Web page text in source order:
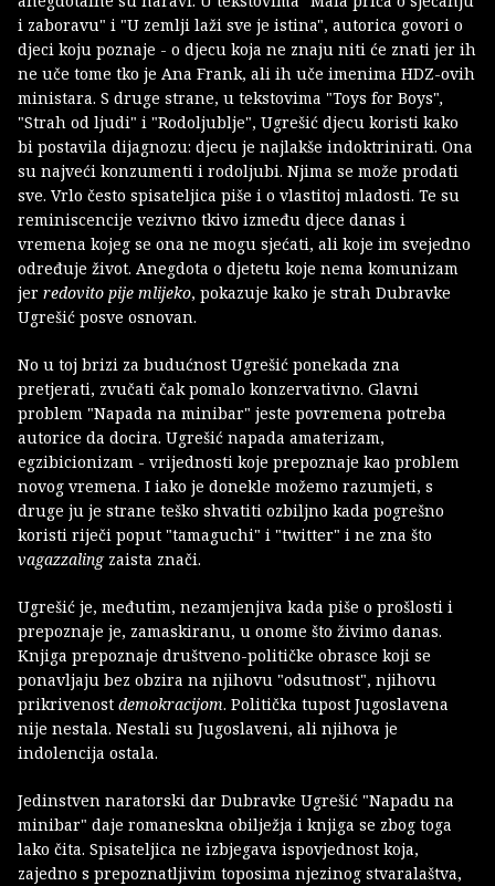
i zaboravu" i "U zemlji laži sve je istina", autorica govori o
djeci koju poznaje - o djecu koja ne znaju niti će znati jer ih
ne uče tome tko je Ana Frank, ali ih uče imenima HDZ-ovih
ministara. S druge strane, u tekstovima "Toys for Boys",
"Strah od ljudi" i "Rodoljublje", Ugrešić djecu koristi kako
bi postavila dijagnozu: djecu je najlakše indoktrinirati. Ona
su najveći konzumenti i rodoljubi. Njima se može prodati
sve. Vrlo često spisateljica piše i o vlastitoj mladosti. Te su
reminiscencije vezivno tkivo između djece danas i
vremena kojeg se ona ne mogu sjećati, ali koje im svejedno
određuje život. Anegdota o djetetu koje nema komunizam
jer redovito pije mlijeko, pokazuje kako je strah Dubravke
Ugrešić posve osnovan.
No u toj brizi za budućnost Ugrešić ponekada zna
pretjerati, zvučati čak pomalo konzervativno. Glavni
problem "Napada na minibar" jeste povremena potreba
autorice da docira. Ugrešić napada amaterizam,
egzibicionizam - vrijednosti koje prepoznaje kao problem
novog vremena. I iako je donekle možemo razumjeti, s
druge ju je strane teško shvatiti ozbiljno kada pogrešno
koristi riječi poput "tamaguchi" i "twitter" i ne zna što
vagazzalingzaista znači.
Ugrešić je, međutim, nezamjenjiva kada piše o prošlosti i
prepoznaje je, zamaskiranu, u onome što živimo danas.
Knjiga prepoznaje društveno-političke obrasce koji se
ponavljaju bez obzira na njihovu "odsutnost", njihovu
prikrivenost demokracijom. Politička tupost Jugoslavena
nije nestala. Nestali su Jugoslaveni, ali njihova je
indolencija ostala.
Jedinstven naratorski dar Dubravke Ugrešić "Napadu na
minibar" daje romaneskna obilježja i knjiga se zbog toga
lako čita. Spisateljica ne izbjegava ispovjednost koja,
zajedno s prepoznatljivim toposima njezinog stvaralaštva,